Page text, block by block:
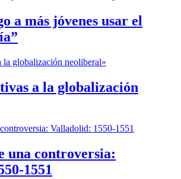
a más jóvenes usar el
a la globalización
una controversia:
1551